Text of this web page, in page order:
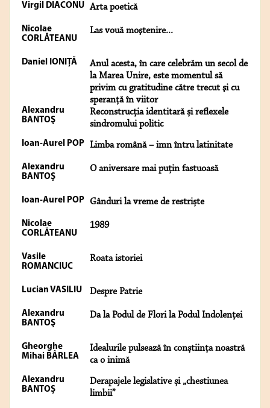
Virgil DIACONU Arta poetică
Nicolae
CORLĂTEANU
Las vouă moştenire...
Daniel IONIȚĂ
Anul acesta, în care celebrăm un secol de
la Marea Unire, este momentul să
privim cu gratitudine către trecut şi cu
speranţă în viitor
Alexandru
BANTOŞ
Reconstrucția identitară și reflexele
sindromului politic
Ioan-Aurel POP Limba română – imn întru latinitate
Alexandru
BANTOŞ
O aniversare mai puțin fastuoasă
Ioan-Aurel POP Gânduri la vreme de restriște
Nicolae
CORLĂTEANU
1989
Vasile
ROMANCIUC
Roata istoriei
Lucian VASILIU Despre Patrie
Alexandru
BANTOŞ
Da la Podul de Flori la Podul Indolenței
Gheorghe
Mihai BÂRLEA
Idealurile pulsează în conștiința noastră
ca o inimă
Alexandru
BANTOŞ
Derapajele legislative și „chestiunea
limbii”